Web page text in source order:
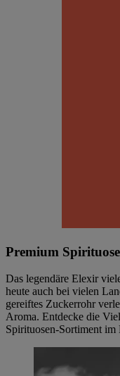
Premium
Das legendäre Elexir
heute auch bei vielen
gereiftes Zuckerrohr
Aroma. Entdecke die
Spirituosen-Sortiment im